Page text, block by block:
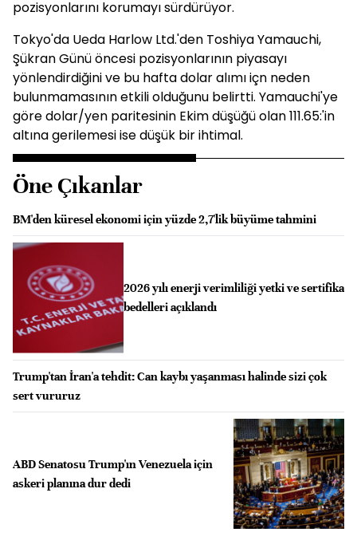
pozisyonlarını korumayı sürdürüyor.
Tokyo'da Ueda Harlow Ltd.'den Toshiya Yamauchi,
Şükran Günü öncesi pozisyonlarının piyasayı
yönlendirdiğini ve bu hafta dolar alımı içn neden
bulunmamasının etkili olduğunu belirtti. Yamauchi'ye
göre dolar/yen paritesinin Ekim düşüğü olan 111.65:'in
altına gerilemesi ise düşük bir ihtimal.
Öne Çıkanlar
BM'den küresel ekonomi için yüzde 2,7'lik büyüme tahmini
2026 yılı enerji verimliliği yetki ve sertifika
bedelleri açıklandı
Trump'tan İran'a tehdit: Can kaybı yaşanması halinde sizi çok
sert vururuz
ABD Senatosu Trump'ın Venezuela için
askeri planına dur dedi